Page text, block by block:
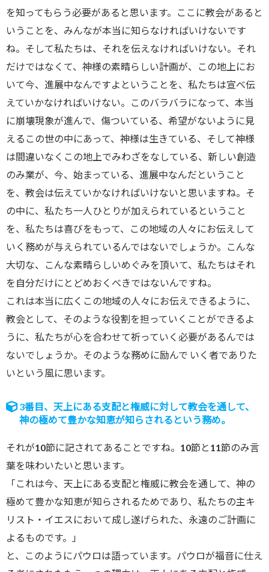
を知ってもらう必要があると思います。ここに教会があると
いうことを、みんなが本当に知らなければいけないです
ね。そして私たちは、それを伝えなければいけない。それ
だけではなくて、神様の素晴らしい計画が、この地上にお
いて今、進展中なんですよということを、私たちは宣べ伝
えていかなければいけない。このバラバラになって、本当
に崩壊現象が進んで、傷ついている、希望がないように見
えるこの世の中にあって、神様は生きている、そして神様
は間違いなくこの地上でみわざをなしている、新しい創造
のみ業が、今、始まっている、進展中なんだということ
を、教会は伝えていかなければいけないと思いますね。そ
の中に、私たち一人ひとりが加えられているということ
を、私たちは喜びをもって、この地域の人々にお伝えして
いく務めが与えられているんではないでしょうか。こんな
大切な、こんな素晴らしいめぐみを頂いて、私たちはそれ
を自分だけにとどめおくべきではないんですね。
これは本当に広くこの地域の人々にお伝えできるように、
教会として、そのような役割を担っていくことができるよ
うに、私たちが心を合わせて祈っていく必要があるんでは
ないでしょうか。そのような務めに励んで いく者でありた
いという風に思います。
3番目、天上にある支配と権威に対して教会を通して、
神の極めて豊かな知恵が知らされるという務め。
それが10節に記されてあることですね。10節と11節のみ言
葉を味わいたいと思います。
「これは今、天上にある支配と権威に教会を通して、神の
極めて豊かな知恵が知らされるためであり、私たちの主キ
リスト・イエスにおいて成し遂げられた、永遠のご計画に
よるものです。」
と、このようにパウロは語っています。パウロが福音に仕え